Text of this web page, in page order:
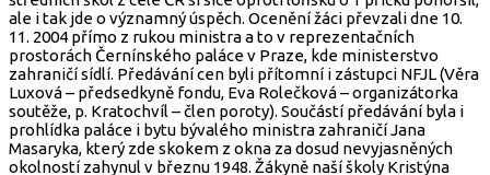
ale i tak jde o významný úspěch. Ocenění žáci převzali dne 10.
11. 2004 přímo z rukou ministra a to v reprezentačních
prostorách Černínského paláce v Praze, kde ministerstvo
zahraničí sídlí. Předávání cen byli přítomní i zástupci NFJL (Věra
Luxová – předsedkyně fondu, Eva Rolečková – organizátorka
soutěže, p. Kratochvíl – člen poroty). Součástí předávání byla i
prohlídka paláce i bytu bývalého ministra zahraničí Jana
Masaryka, který zde skokem z okna za dosud nevyjasněných
okolností zahynul v březnu 1948. Žákyně naší školy Kristýna